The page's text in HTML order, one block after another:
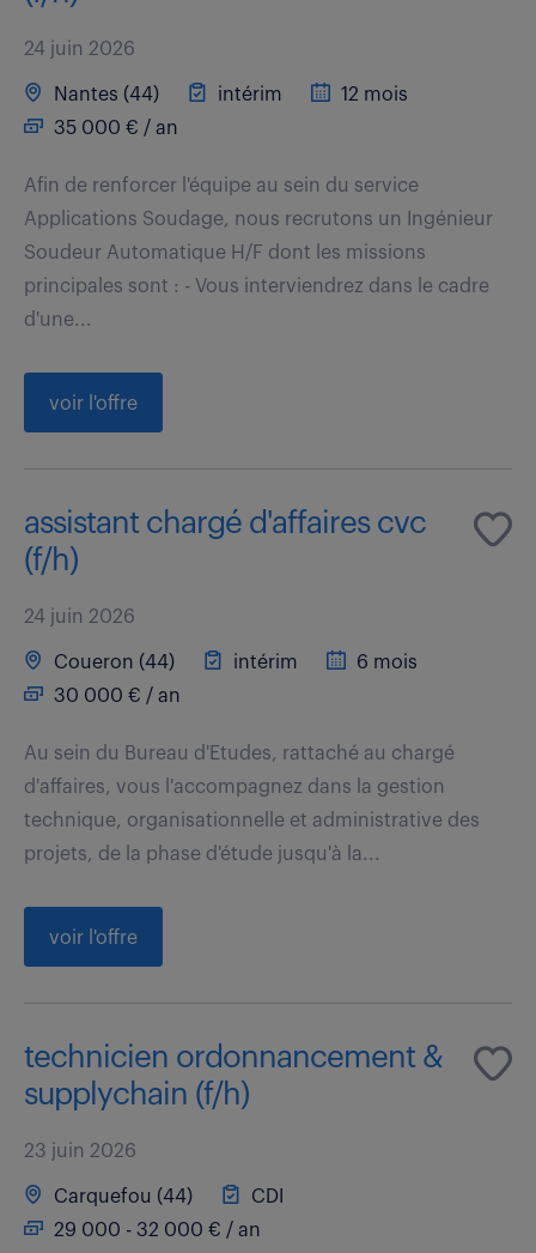
24 juin 2026
Nantes (44) intérim
12 mois
35 000 € / an
Afin de renforcer l'équipe au sein du service
Applications Soudage, nous recrutons un Ingénieur
Soudeur Automatique H/F dont les missions
principales sont : - Vous interviendrez dans le cadre
d'une...
voir l'offre
assistant chargé d'affaires cvc
(f/h)
24 juin 2026
Coueron (44) intérim
6 mois
30 000 € / an
Au sein du Bureau d'Etudes, rattaché au chargé
d'affaires, vous l'accompagnez dans la gestion
technique, organisationnelle et administrative des
projets, de la phase d'étude jusqu'à la...
voir l'offre
technicien ordonnancement &
supplychain (f/h)
23 juin 2026
Carquefou (44)
CDI
29 000 - 32 000 € / an